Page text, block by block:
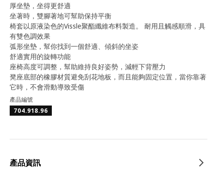
厚坐墊，坐得更舒適
坐著時，雙腳著地可幫助保持平衡
椅套以原液染色的Vissle聚酯纖維布料製造。 耐用且觸感順滑，具
有雙色調效果
弧形坐墊，幫你找到一個舒適、傾斜的坐姿
舒適實用的旋轉功能
座椅高度可調整，幫助維持良好姿勢，減輕下背壓力
凳座底部的橡膠材質避免刮花地板，而且能夠固定位置，當你靠著
它時，不會滑動導致受傷
產品編號
704.918.96
產品資訊